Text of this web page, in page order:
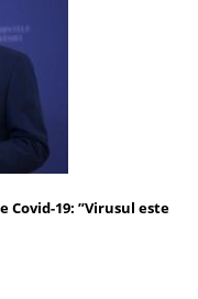
19: ”Virusul este